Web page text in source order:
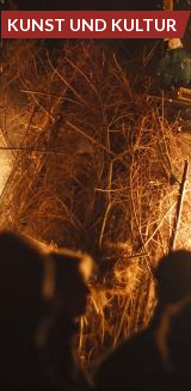
KUNST UND KULTUR